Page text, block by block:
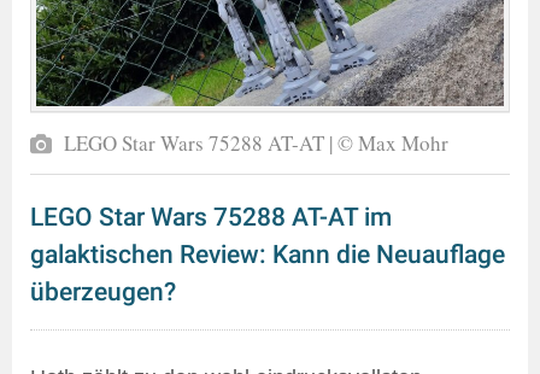
LEGO Star Wars 75288 AT-AT | © Max Mohr
LEGO Star Wars 75288 AT-AT im
galaktischen Review: Kann die Neuauflage
überzeugen?